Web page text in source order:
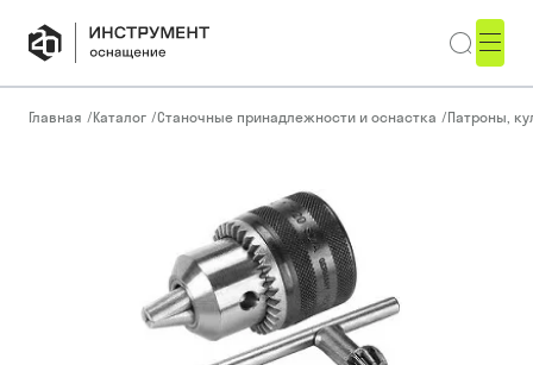
Главная /Каталог /Станочные принадлежности и оснастка /Патроны,